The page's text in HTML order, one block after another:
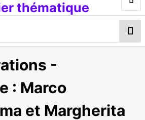
thématique
-
: Marco
et Margherita